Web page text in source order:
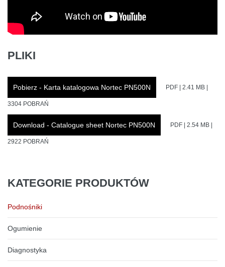
PLIKI
Pobierz - Karta katalogowa Nortec PN500N PDF | 2.41 MB |
3304 POBRAŃ
Download - Catalogue sheet Nortec PN500N PDF | 2.54 MB |
2922 POBRAŃ
KATEGORIE PRODUKTÓW
Podnośniki
Ogumienie
Diagnostyka